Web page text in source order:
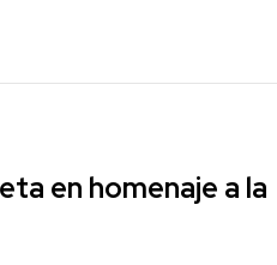
en homenaje a la